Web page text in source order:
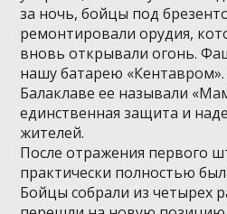
за ночь, бойцы под
ремонтировали орудия,
вновь открывали огонь.
нашу батарею
Балаклаве ее называли
единственная защита и
жителей.
После отражения первого
практически полностью
Бойцы собрали из четырех